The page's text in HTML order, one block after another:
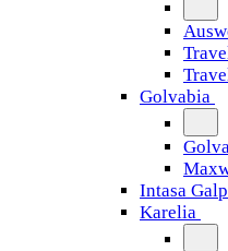
Golvabia
Intasa
Karelia